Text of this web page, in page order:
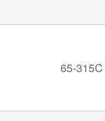
65-315C